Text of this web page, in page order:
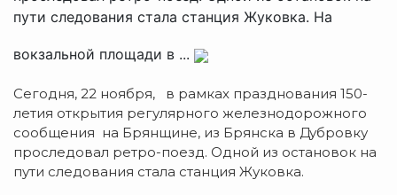
пути следования стала станция Жуковка. На
вокзальной площади в ...
Сегодня, 22 ноября, в рамках празднования 150-
летия открытия регулярного железнодорожного
сообщения на Брянщине, из Брянска в Дубровку
проследовал ретро-поезд. Одной из остановок на
пути следования стала станция Жуковка.